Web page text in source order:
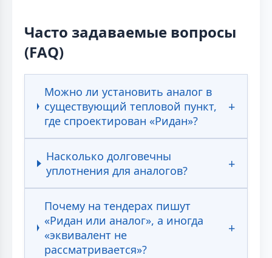
Часто задаваемые вопросы
(FAQ)
Можно ли установить аналог в
существующий тепловой пункт,
где спроектирован «Ридан»?
Насколько долговечны
уплотнения для аналогов?
Почему на тендерах пишут
«Ридан или аналог», а иногда
«эквивалент не
рассматривается»?